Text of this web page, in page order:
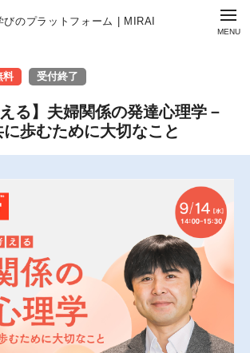
びのプラットフォーム | MIRAI
料 受付終了
る】夫婦関係の発達心理学－
歩むために大切なこと